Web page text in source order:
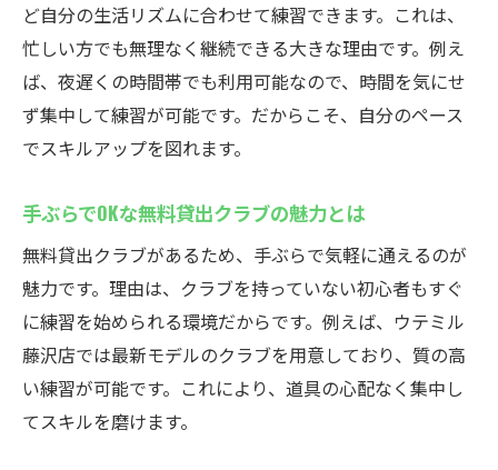
ど自分の生活リズムに合わせて練習できます。これは、
忙しい方でも無理なく継続できる大きな理由です。例え
ば、夜遅くの時間帯でも利用可能なので、時間を気にせ
ず集中して練習が可能です。だからこそ、自分のペース
でスキルアップを図れます。
手ぶらでOKな無料貸出クラブの魅力とは
無料貸出クラブがあるため、手ぶらで気軽に通えるのが
魅力です。理由は、クラブを持っていない初心者もすぐ
に練習を始められる環境だからです。例えば、ウテミル
藤沢店では最新モデルのクラブを用意しており、質の高
い練習が可能です。これにより、道具の心配なく集中し
てスキルを磨けます。